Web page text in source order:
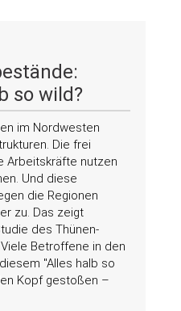
so wild?
im Nordwesten
Die frei
Arbeitskräfte nutzen
Und diese
die Regionen
zu. Das zeigt
des Thünen-
Betroffene in den
Alles halb so
Kopf gestoßen –